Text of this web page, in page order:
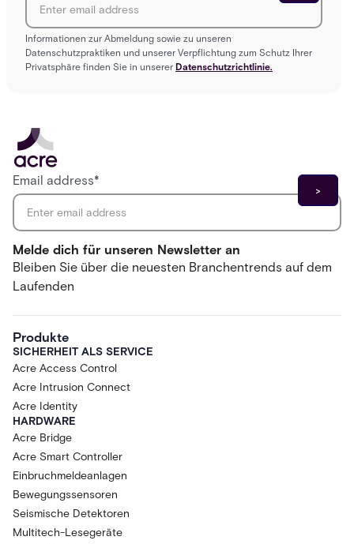
Informationen zur Abmeldung sowie zu unseren
Datenschutzpraktiken und unserer Verpflichtung zum Schutz Ihrer
Privatsphäre finden Sie in unserer Datenschutzrichtlinie.
Melde dich für unseren Newsletter an
Bleiben Sie über die neuesten Branchentrends auf dem
Laufenden
Email address*
Produkte
SICHERHEIT ALS SERVICE
Acre Access Control
Acre Intrusion Connect
Acre Identity
HARDWARE
Acre Bridge
Acre Smart Controller
Einbruchmeldeanlagen
Bewegungssensoren
Seismische Detektoren
Multitech-Lesegeräte